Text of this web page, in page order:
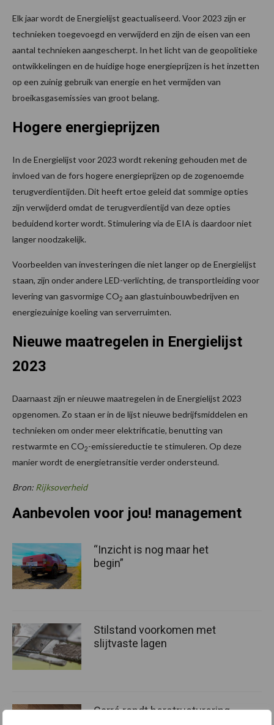
Elk jaar wordt de Energielijst geactualiseerd. Voor 2023 zijn er
technieken toegevoegd en verwijderd en zijn de eisen van een
aantal technieken aangescherpt. In het licht van de geopolitieke
ontwikkelingen en de huidige hoge energieprijzen is het inzetten
op een zuinig gebruik van energie en het vermijden van
broeikasgasemissies van groot belang.
Hogere energieprijzen
In de Energielijst voor 2023 wordt rekening gehouden met de
invloed van de fors hogere energieprijzen op de zogenoemde
terugverdientijden. Dit heeft ertoe geleid dat sommige opties
zijn verwijderd omdat de terugverdientijd van deze opties
beduidend korter wordt. Stimulering via de EIA is daardoor niet
langer noodzakelijk.
Voorbeelden van investeringen die niet langer op de Energielijst
staan, zijn onder andere LED-verlichting, de transportleiding voor
levering van gasvormige CO2 aan glastuinbouwbedrijven en
energiezuinige koeling van serverruimten.
Nieuwe maatregelen in Energielijst
2023
Daarnaast zijn er nieuwe maatregelen in de Energielijst 2023
opgenomen. Zo staan er in de lijst nieuwe bedrijfsmiddelen en
technieken om onder meer elektrificatie, benutting van
restwarmte en CO2-emissiereductie te stimuleren. Op deze
manier wordt de energietransitie verder ondersteund.
Bron: Rijksoverheid
Aanbevolen voor jou! management
“Inzicht is nog maar het
begin”
Stilstand voorkomen met
slijtvaste lagen
Carré rondt herstructurering